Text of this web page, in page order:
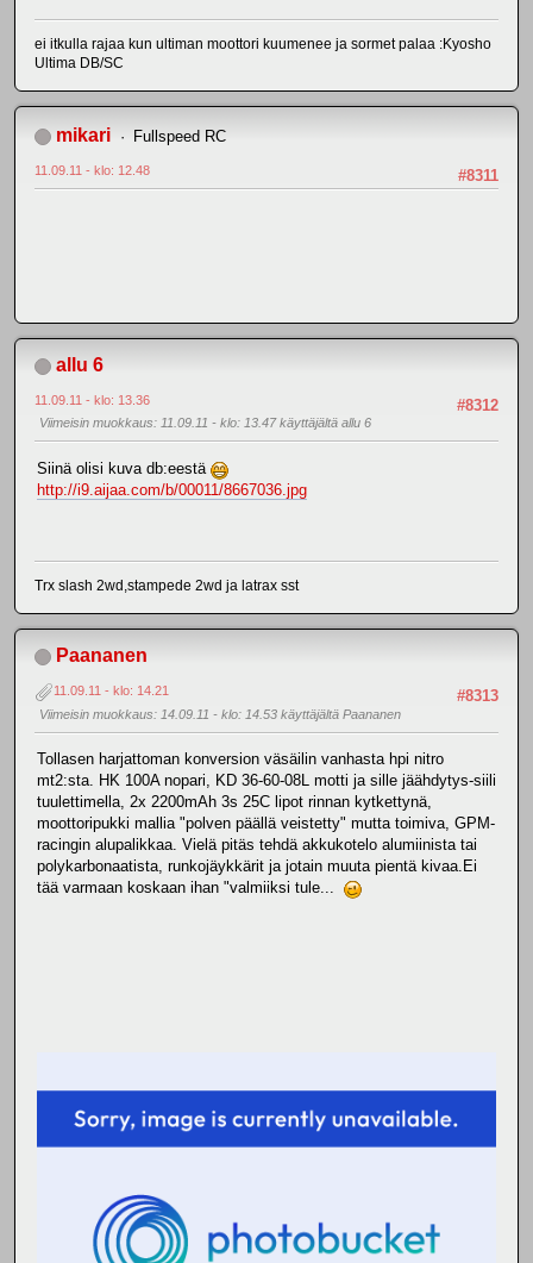
ei itkulla rajaa kun ultiman moottori kuumenee ja sormet palaa :Kyosho
Ultima DB/SC
mikari Fullspeed RC
#8311
11.09.11 - klo: 12.48
allu 6
#8312
11.09.11 - klo: 13.36
Viimeisin muokkaus: 11.09.11 - klo: 13.47 käyttäjältä allu 6
Siinä olisi kuva db:eestä
http://i9.aijaa.com/b/00011/8667036.jpg
Trx slash 2wd,stampede 2wd ja latrax sst
Paananen
#8313
11.09.11 - klo: 14.21
Viimeisin muokkaus: 14.09.11 - klo: 14.53 käyttäjältä Paananen
Tollasen harjattoman konversion väsäilin vanhasta hpi nitro
mt2:sta. HK 100A nopari, KD 36-60-08L motti ja sille jäähdytys-siili
tuulettimella, 2x 2200mAh 3s 25C lipot rinnan kytkettynä,
moottoripukki mallia "polven päällä veistetty" mutta toimiva, GPM-
racingin alupalikkaa. Vielä pitäs tehdä akkukotelo alumiinista tai
polykarbonaatista, runkojäykkärit ja jotain muuta pientä kivaa.Ei
tää varmaan koskaan ihan "valmiiksi tule...